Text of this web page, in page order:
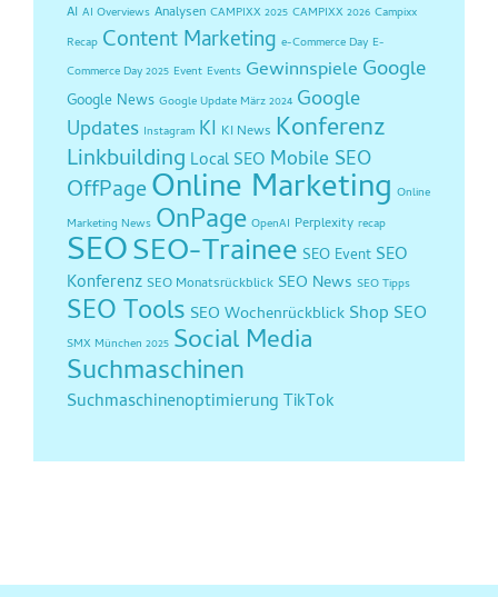
AI AI Overviews Analysen CAMPIXX 2025 CAMPIXX 2026 Campixx
Recap Content Marketing e-Commerce Day E-
Commerce Day 2025 Event Events Gewinnspiele Google
Google News Google Update März 2024 Google
Updates Instagram KI KI News Konferenz
Linkbuilding Local SEO Mobile SEO
OffPageOnline Marketing Online
Marketing News OnPage OpenAI Perplexity recap
SEOSEO-Trainee SEO Event SEO
Konferenz SEO Monatsrückblick SEO News SEO Tipps
SEO Tools SEO Wochenrückblick Shop SEO
SMX München 2025 Social Media
Suchmaschinen
Suchmaschinenoptimierung TikTok